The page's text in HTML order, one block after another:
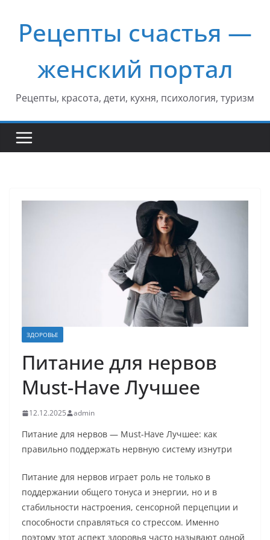
содержимому
Рецепты счастья —
женский портал
Рецепты, красота, дети, кухня, психология, туризм
ЗДОРОВЬЕ
Питание для нервов
Must-Have Лучшее
12.12.2025 admin
Питание для нервов — Must-Have Лучшее: как
правильно поддержать нервную систему изнутри
Питание для нервов играет роль не только в
поддержании общего тонуса и энергии, но и в
стабильности настроения, сенсорной перцепции и
способности справляться со стрессом. Именно
поэтому этот аспект здоровья часто называют одной